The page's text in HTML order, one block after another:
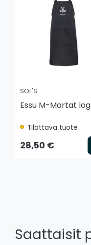
SOL'S
Essu M-Martat
Tilattava tuote
28,50 €
Saattaisit